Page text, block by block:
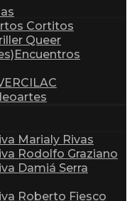
Cortitos
Queer
Marialy Rivas
Rodolfo Graziano
Damiá Serra
Roberto Fiesco